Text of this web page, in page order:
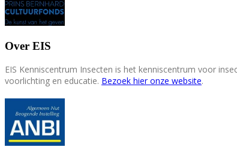
Over EIS
EIS Kenniscentrum Insecten is het kenniscentrum voor
voorlichting en educatie. Bezoek hier onze website.